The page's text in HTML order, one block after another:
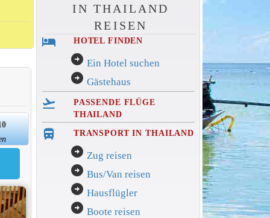
IN THAILAND
REISEN
hotel HOTEL FINDEN
arrow_circle_right Ein Hotel suchen
arrow_circle_right Gästehaus
flight_takeoff
PASSENDE FLÜGE
THAILAND
directions_bus_filled TRANSPORT IN THAILAND
arrow_circle_right Zug reisen
arrow_circle_right Bus/Van reisen
arrow_circle_right Hausflügler
arrow_circle_right Boote reisen